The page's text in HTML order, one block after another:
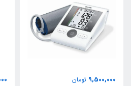
9,500,000 تومان